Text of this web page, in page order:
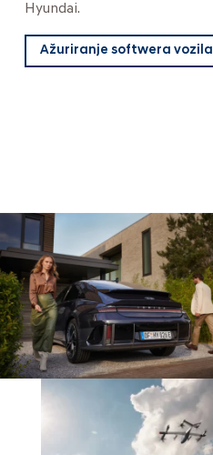
Hyundai.
Ažuriranje softwera vozila